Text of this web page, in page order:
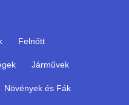
Felnőtt
Járművek
Növények és Fák